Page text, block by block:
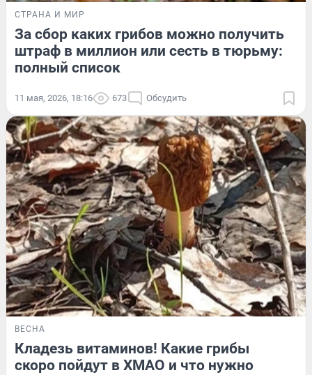
СТРАНА И МИР
За сбор каких грибов можно получить
штраф в миллион или сесть в тюрьму:
полный список
11 мая, 2026, 18:16 673 Обсудить
ВЕСНА
Кладезь витаминов! Какие грибы
скоро пойдут в ХМАО и что нужно